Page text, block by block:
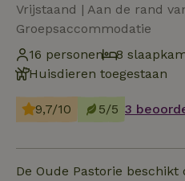
Vrijstaand | Aan de rand
Groepsaccommodatie
16 personen
8
Huisdieren toegestaan
9,7/10 5/5 3
De Oude Pastorie beschikt